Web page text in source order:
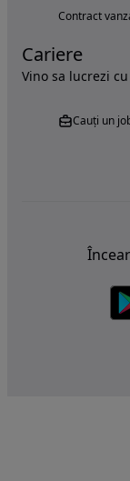
Contract
Cariere
Vino sa lucrezi
Cauți un